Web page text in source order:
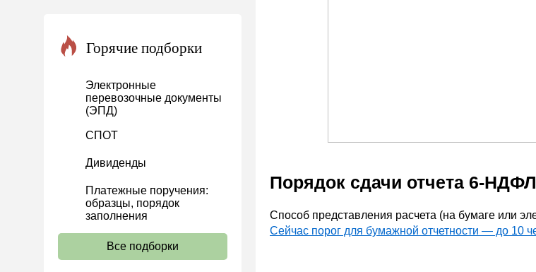
Проекты
Банк касса
Расчеты
Учет МПЗ
Зарплаты и кадры
Основы трудового
Прием на работу и переводы
Горячие подборки
Электронные
перевозочные документы
(ЭПД)
СПОТ
Дивиденды
Платежные поручения:
образцы, порядок
заполнения
Все подборки
Порядок сдачи отчета 6-НДФЛ
Способ представления расчета (на бумаге или
Сейчас порог для бумажной отчетности — до 10